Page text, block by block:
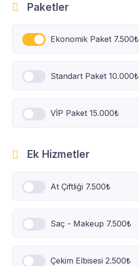
Paketler
Ekonomik Paket 7.500₺
Standart Paket 10.000₺
VİP Paket 15.000₺
Ek Hizmetler
At Çiftliği 7.500₺
Saç - Makeup 7.500₺
Çekim Elbisesi 2.500₺